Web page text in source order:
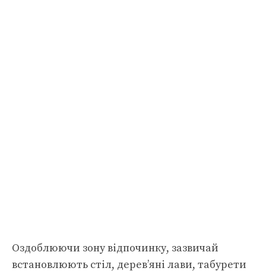
Оздоблюючи зону відпочинку, зазвичай
встановлюють стіл, дерев’яні лави, табурети